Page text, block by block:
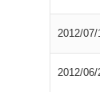
2012/07/
2012/06/